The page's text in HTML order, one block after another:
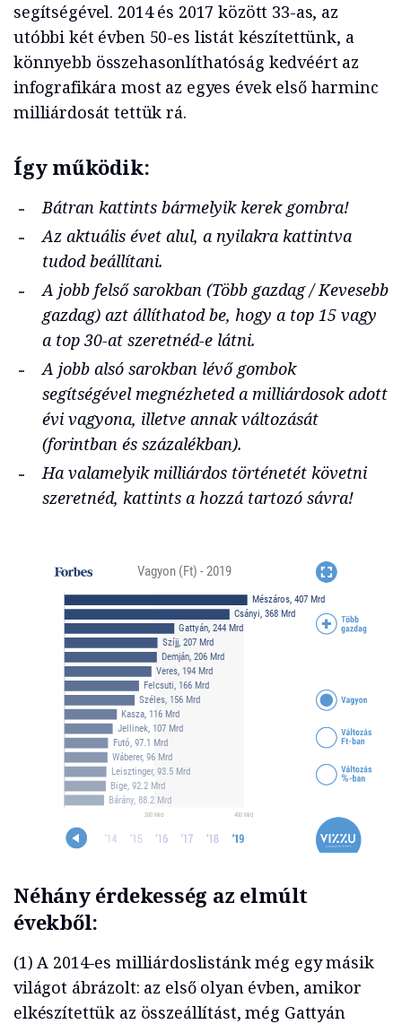
segítségével. 2014 és 2017 között 33-as, az
utóbbi két évben 50-es listát készítettünk, a
könnyebb összehasonlíthatóság kedvéért az
infografikára most az egyes évek első harminc
milliárdosát tettük rá.
Így működik:
Bátran kattints bármelyik kerek gombra!
Az aktuális évet alul, a nyilakra kattintva
tudod beállítani.
A jobb felső sarokban (Több gazdag / Kevesebb
gazdag) azt állíthatod be, hogy a top 15 vagy
a top 30-at szeretnéd-e látni.
A jobb alsó sarokban lévő gombok
segítségével megnézheted a milliárdosok adott
évi vagyona, illetve annak változását
(forintban és százalékban).
Ha valamelyik milliárdos történetét követni
szeretnéd, kattints a hozzá tartozó sávra!
Néhány érdekesség az elmúlt
évekből:
(1) A 2014-es milliárdoslistánk még egy másik
világot ábrázolt: az első olyan évben, amikor
elkészítettük az összeállítást, még Gattyán